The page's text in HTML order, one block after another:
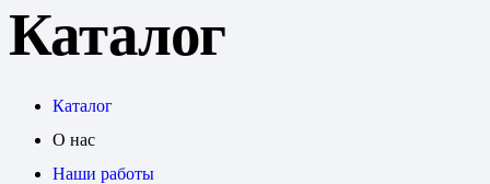
Каталог
Каталог
О нас
Наши работы